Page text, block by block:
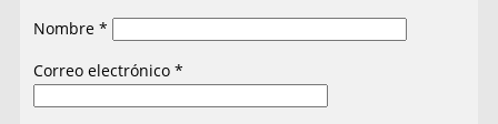
Nombre*
Correo electrónico*